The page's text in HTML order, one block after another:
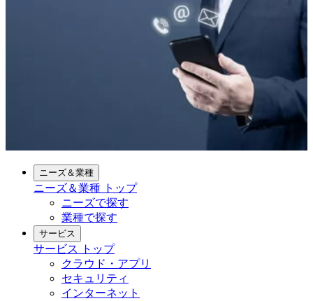
ニーズ＆業種
ニーズ＆業種 トップ
ニーズで探す
業種で探す
サービス
サービス
トップ
クラウド・アプリ
セキュリティ
インターネット